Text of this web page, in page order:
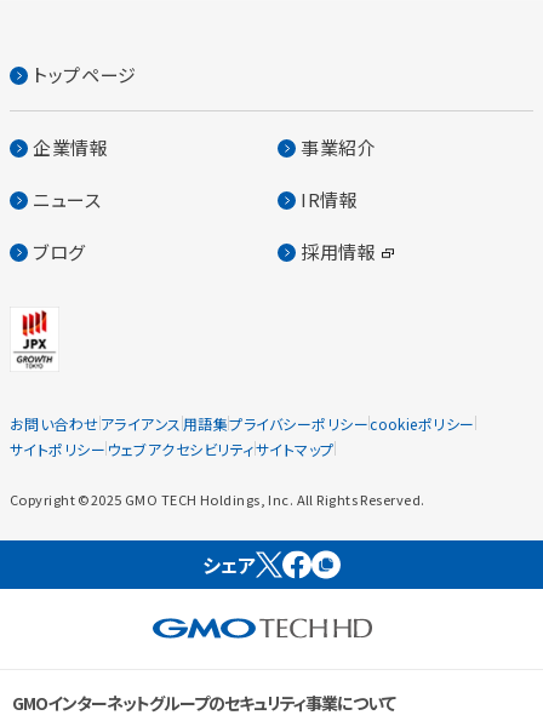
トップページ
企業情報 事業紹介
ニュース IR情報
ブログ 採用情報
お問い合わせアライアンス 用語集プライバシーポリシーcookieポリシー
サイトポリシー ウェブアクセシビリティサイトマップ
Copyright ©2025 GMO TECH Holdings, Inc. All Rights Reserved.
シェア
GMOインターネットグループのセキュリティ事業について